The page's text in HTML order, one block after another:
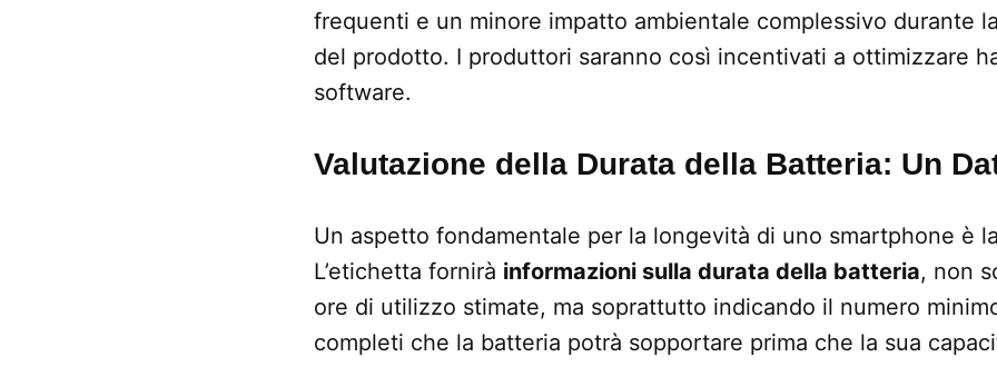
frequenti e un minore impatto ambientale complessivo durante
del prodotto. I produttori saranno così incentivati a ottimizzare
software.
Valutazione della Durata della Batteria: Un
Un aspetto fondamentale per la longevità di uno smartphone è
L’etichetta fornirà informazioni sulla durata della batteria, non
ore di utilizzo stimate, ma soprattutto indicando il numero
completi che la batteria potrà sopportare prima che la sua